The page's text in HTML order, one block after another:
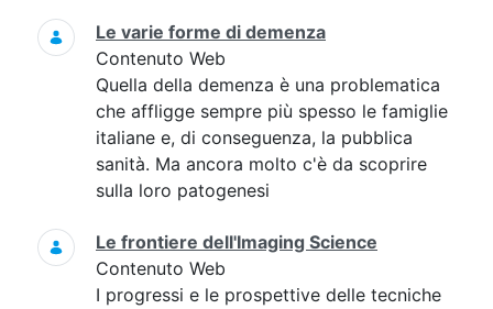
Le varie forme di demenza
Contenuto Web
Quella della demenza è una problematica
che affligge sempre più spesso le famiglie
italiane e, di conseguenza, la pubblica
sanità. Ma ancora molto c'è da scoprire
sulla loro patogenesi
Le frontiere dell'Imaging Science
Contenuto Web
I progressi e le prospettive delle tecniche